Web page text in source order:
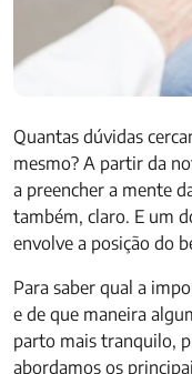
Quantas dúvidas
mesmo? A partir da
a preencher a mente
também, claro. E um
envolve a posição do
Para saber qual a
e de que maneira
parto mais tranquilo,
abordamos os